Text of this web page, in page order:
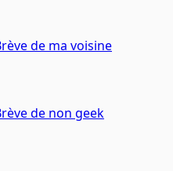
de ma voisine
de non geek